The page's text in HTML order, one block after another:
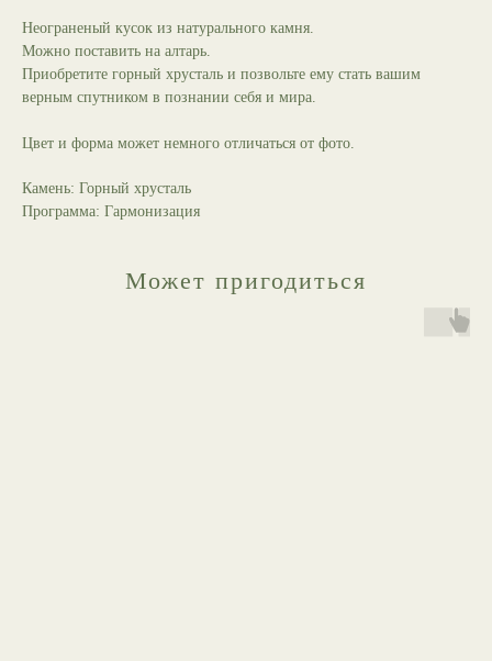
Неограненый кусок из натурального камня.
Можно поставить на алтарь.
Приобретите горный хрусталь и позвольте ему стать вашим
верным спутником в познании себя и мира.
Цвет и форма может немного отличаться от фото.
Камень: Горный хрусталь
Программа: Гармонизация
Может пригодиться